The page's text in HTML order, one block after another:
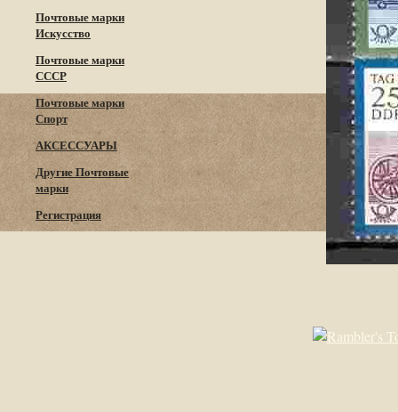
Почтовые марки
Искусство
Почтовые марки
СССР
Почтовые марки
Спорт
АКСЕССУАРЫ
Другие Почтовые
марки
Регистрация